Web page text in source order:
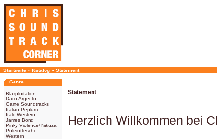
Startseite » Katalog » Statement
Genre
Blaxploitation
Dario Argento
Game Soundtracks
Italian Peplum
Italo Western
James Bond
Pinky Violence/Yakuza
Poliziotteschi
Western
Statement
Herzlich Willkommen bei